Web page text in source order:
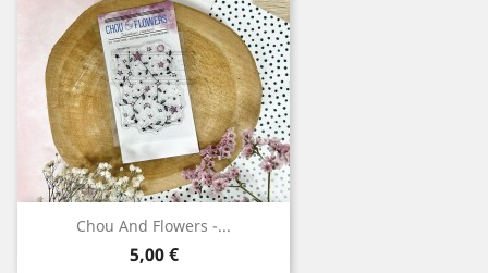
Chou And Flowers -...
Prix
5,00 €